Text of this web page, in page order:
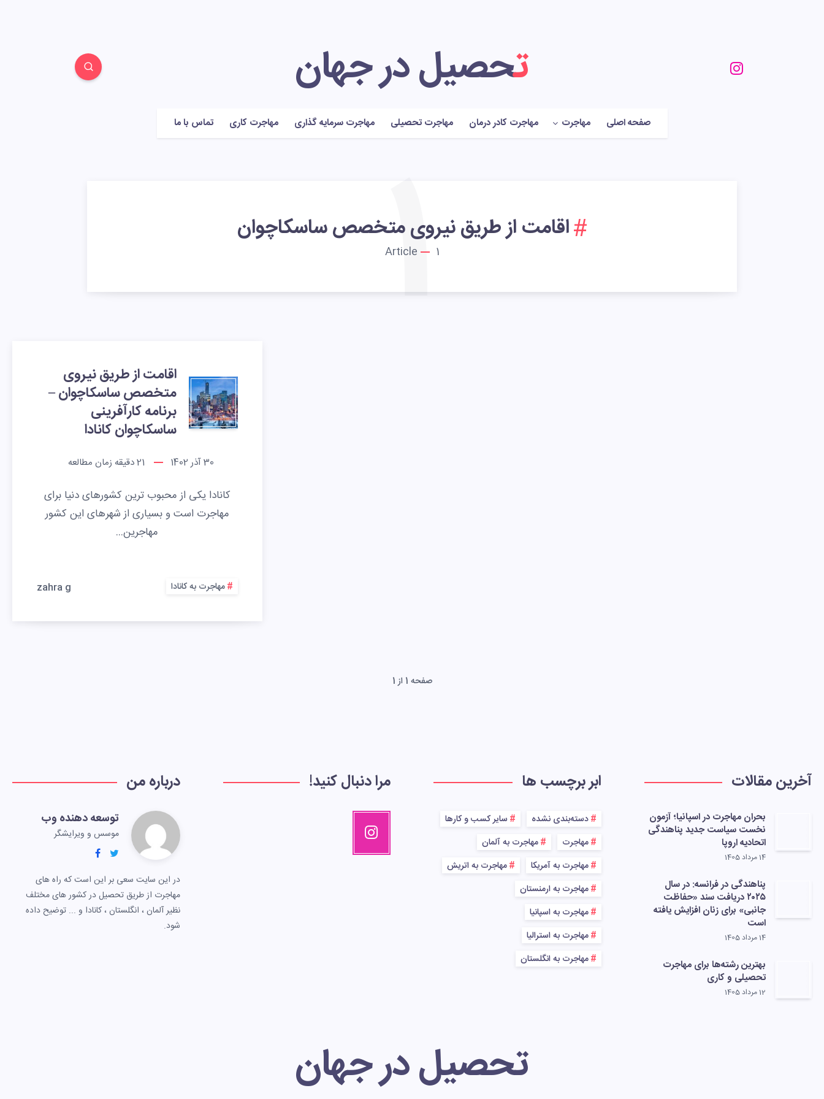
تحصیل در جهان
صفحه اصلی مهاجرت مهاجرت کادر درمان مهاجرت تحصیلی مهاجرت سرمایه گذاری مهاجرت کاری تماس با ما
اقامت از طریق نیروی متخصص ساسکاچوان
1
1
اقامت از طریق نیروی
متخصص ساسکاچوان –
برنامه کارآفرینی
ساسکاچوان کانادا
30 آذر 1402 21دقیقه زمان مطالعه
کانادا یکی از محبوب ترین کشورهای دنیا برای
مهاجرت است و بسیاری از شهرهای این کشور
مهاجرین…
مهاجرت به کانادا zahra g
صفحه 1 از 1
آخرین مقالات
بحران مهاجرت در اسپانیا؛ آزمون
نخست سیاست جدید پناهندگی
اتحادیه اروپا
14 مرداد 1405
پناهندگی در فرانسه: در سال
۲۰۲۵ دریافت سند «حفاظت
جانبی» برای زنان افزایش یافته
است
14 مرداد 1405
بهترین رشته‌ها برای مهاجرت
تحصیلی و کاری
12 مرداد 1405
ابر برچسب ها
دسته‌بندی نشده
سایر کسب و کارها
مهاجرت
مهاجرت به آلمان
مهاجرت به آمریکا
مهاجرت به اتریش
مهاجرت به ارمنستان
مهاجرت به اسپانیا
مهاجرت به استرالیا
مهاجرت به انگلستان
مرا دنبال کنید! درباره من
توسعه دهنده وب
موسس و ویرایشگر
در این سایت سعی بر این است که راه های
مهاجرت از طریق تحصیل در کشور های مختلف
نظیر آلمان ، انگلستان ، کانادا و ... توضیح داده
شود.
تحصیل در جهان